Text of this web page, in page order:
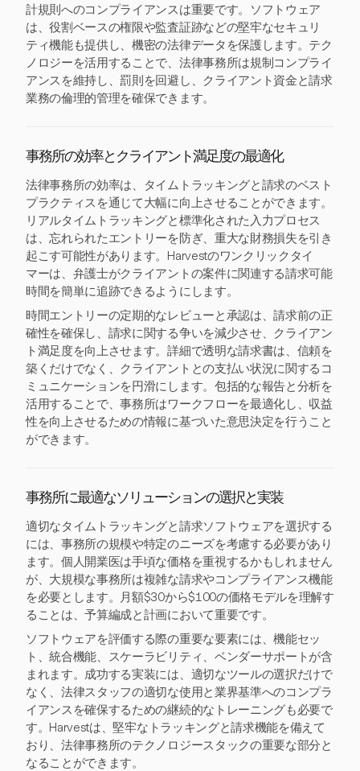
計規則へのコンプライアンスは重要です。ソフトウェア
は、役割ベースの権限や監査証跡などの堅牢なセキュリ
ティ機能も提供し、機密の法律データを保護します。テク
ノロジーを活用することで、法律事務所は規制コンプライ
アンスを維持し、罰則を回避し、クライアント資金と請求
業務の倫理的管理を確保できます。
事務所の効率とクライアント満足度の最適化
法律事務所の効率は、タイムトラッキングと請求のベスト
プラクティスを通じて大幅に向上させることができます。
リアルタイムトラッキングと標準化された入力プロセス
は、忘れられたエントリーを防ぎ、重大な財務損失を引き
起こす可能性があります。Harvestのワンクリックタイ
マーは、弁護士がクライアントの案件に関連する請求可能
時間を簡単に追跡できるようにします。
時間エントリーの定期的なレビューと承認は、請求前の正
確性を確保し、請求に関する争いを減少させ、クライアン
ト満足度を向上させます。詳細で透明な請求書は、信頼を
築くだけでなく、クライアントとの支払い状況に関するコ
ミュニケーションを円滑にします。包括的な報告と分析を
活用することで、事務所はワークフローを最適化し、収益
性を向上させるための情報に基づいた意思決定を行うこと
ができます。
事務所に最適なソリューションの選択と実装
適切なタイムトラッキングと請求ソフトウェアを選択する
には、事務所の規模や特定のニーズを考慮する必要があり
ます。個人開業医は手頃な価格を重視するかもしれません
が、大規模な事務所は複雑な請求やコンプライアンス機能
を必要とします。月額$30から$100の価格モデルを理解す
ることは、予算編成と計画において重要です。
ソフトウェアを評価する際の重要な要素には、機能セッ
ト、統合機能、スケーラビリティ、ベンダーサポートが含
まれます。成功する実装には、適切なツールの選択だけで
なく、法律スタッフの適切な使用と業界基準へのコンプラ
イアンスを確保するための継続的なトレーニングも必要で
す。Harvestは、堅牢なトラッキングと請求機能を備えて
おり、法律事務所のテクノロジースタックの重要な部分と
なることができます。